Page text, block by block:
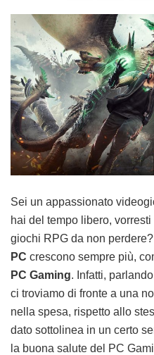
Sei un appassionato
hai del tempo libero,
giochi RPG da non perdere?
PC crescono sempre più,
PC Gaming. Infatti,
ci troviamo di fronte a una
nella spesa, rispetto allo
dato sottolinea in un certo
la buona salute del PC